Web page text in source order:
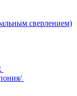
сверлением)